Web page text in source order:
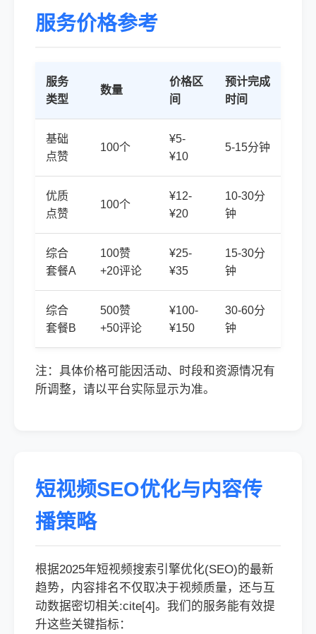
服务价格参考
服务
类型
数量
价格区
间
预计完成
时间
基础
点赞
100个
¥5-
¥10
5-15分钟
优质
点赞
100个
¥12-
¥20
10-30分
钟
综合
套餐A
100赞
+20评论
¥25-
¥35
15-30分
钟
综合
套餐B
500赞
+50评论
¥100-
¥150
30-60分
钟
注：具体价格可能因活动、时段和资源情况有
所调整，请以平台实际显示为准。
短视频SEO优化与内容传
播策略
根据2025年短视频搜索引擎优化(SEO)的最新
趋势，内容排名不仅取决于视频质量，还与互
动数据密切相关:cite[4]。我们的服务能有效提
升这些关键指标：